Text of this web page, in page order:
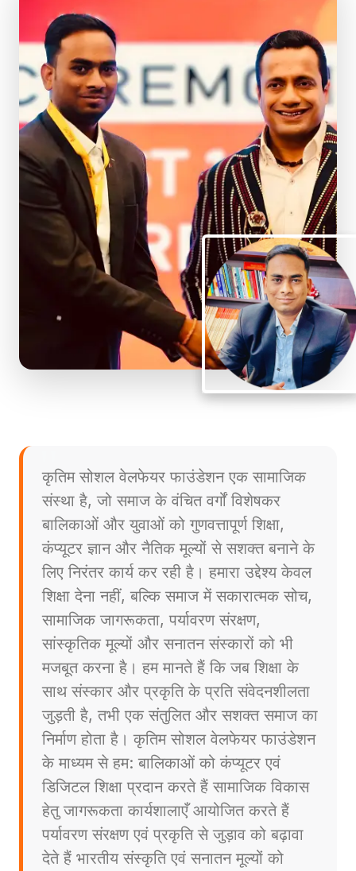
कृतिम सोशल वेलफेयर फाउंडेशन एक सामाजिक
संस्था है, जो समाज के वंचित वर्गों विशेषकर
बालिकाओं और युवाओं को गुणवत्तापूर्ण शिक्षा,
कंप्यूटर ज्ञान और नैतिक मूल्यों से सशक्त बनाने के
लिए निरंतर कार्य कर रही है। हमारा उद्देश्य केवल
शिक्षा देना नहीं, बल्कि समाज में सकारात्मक सोच,
सामाजिक जागरूकता, पर्यावरण संरक्षण,
सांस्कृतिक मूल्यों और सनातन संस्कारों को भी
मजबूत करना है। हम मानते हैं कि जब शिक्षा के
साथ संस्कार और प्रकृति के प्रति संवेदनशीलता
जुड़ती है, तभी एक संतुलित और सशक्त समाज का
निर्माण होता है। कृतिम सोशल वेलफेयर फाउंडेशन
के माध्यम से हम: बालिकाओं को कंप्यूटर एवं
डिजिटल शिक्षा प्रदान करते हैं सामाजिक विकास
हेतु जागरूकता कार्यशालाएँ आयोजित करते हैं
पर्यावरण संरक्षण एवं प्रकृति से जुड़ाव को बढ़ावा
देते हैं भारतीय संस्कृति एवं सनातन मूल्यों को